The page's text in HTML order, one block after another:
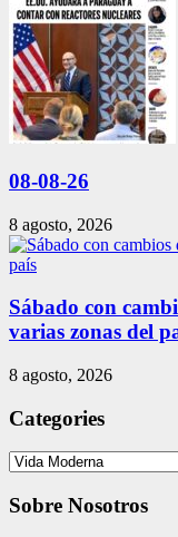
08-08-26
8 agosto, 2026
Sábado con
varias zonas del
8 agosto, 2026
Categories
Categories
Sobre Nosotros